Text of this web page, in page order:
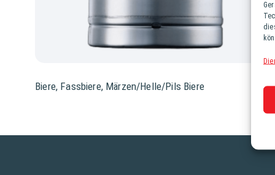
Biere, Fassbiere, Märzen/Helle/Pils Biere